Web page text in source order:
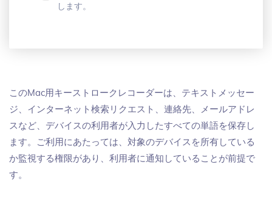
します。
このMac用キーストロークレコーダーは、テキストメッセー
ジ、インターネット検索リクエスト、連絡先、メールアドレ
スなど、デバイスの利用者が入力したすべての単語を保存し
ます。ご利用にあたっては、対象のデバイスを所有している
か監視する権限があり、利用者に通知していることが前提で
す。